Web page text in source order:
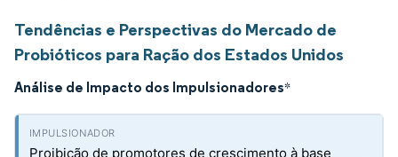
Tendências e Perspectivas do Mercado de
Probióticos para Ração dos Estados Unidos
Análise de Impacto dos Impulsionadores*
Proibição de promotores de crescimento à base